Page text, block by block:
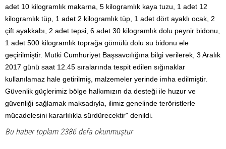
adet 10 kilogramlık makarna, 5 kilogramlık kaya tuzu, 1 adet 12
kilogramlık tüp, 1 adet 2 kilogramlık tüp, 1 adet dört ayaklı ocak, 2
çift ayakkabı, 2 adet tepsi, 6 adet 30 kilogramlık dolu peynir bidonu,
1 adet 500 kilogramlık toprağa gömülü dolu su bidonu ele
geçirilmiştir. Mutki Cumhuriyet Başsavcılığına bilgi verilerek, 3 Aralık
2017 günü saat 12.45 sıralarında tespit edilen sığınaklar
kullanılamaz hale getirilmiş, malzemeler yerinde imha edilmiştir.
Güvenlik güçlerimiz bölge halkımızın da desteği ile huzur ve
güvenliği sağlamak maksadıyla, ilimiz genelinde teröristlerle
mücadelesini kararlılıkla sürdürecektir" denildi.
Bu haber toplam 2386 defa okunmuştur